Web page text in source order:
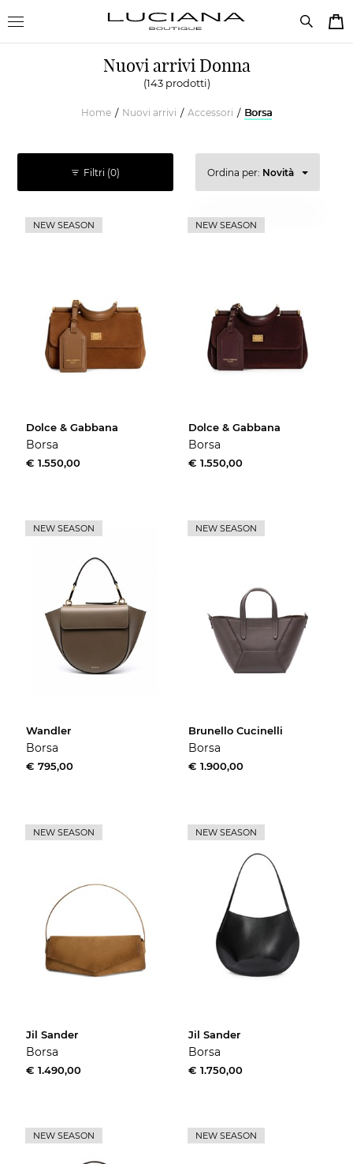
Nuovi arrivi Donna
(143 prodotti)
Home / Nuovi arrivi / Accessori / Borsa
Filtri (0) Ordina per: Novità
Prezzo crescente
NEW SEASON
Dolce & Gabbana
Borsa
€ 1.550,00
NEW SEASON
Dolce & Gabbana
Borsa
€ 1.550,00
NEW SEASON
Wandler
Borsa
€ 795,00
NEW SEASON
Brunello Cucinelli
Borsa
€ 1.900,00
NEW SEASON
Jil Sander
Borsa
€ 1.490,00
NEW SEASON
Jil Sander
Borsa
€ 1.750,00
NEW SEASON NEW SEASON